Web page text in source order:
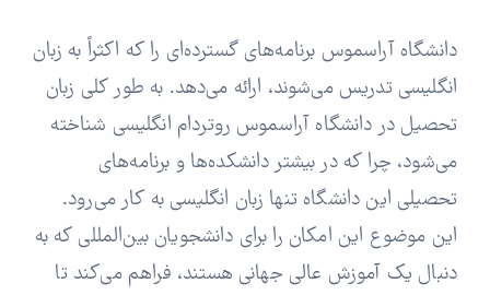
دانشگاه آراسموس برنامه‌های گسترده‌ای را که اکثراً به زبان
انگلیسی تدریس می‌شوند، ارائه می‌دهد. به طور کلی زبان
تحصیل در دانشگاه آراسموس روتردام انگلیسی شناخته
می‌شود، چرا که در بیشتر دانشکده‌ها و برنامه‌های
تحصیلی این دانشگاه تنها زبان انگلیسی به کار می‌رود.
این موضوع این امکان را برای دانشجویان بین‌المللی که به
دنبال یک آموزش عالی جهانی هستند، فراهم می‌کند تا